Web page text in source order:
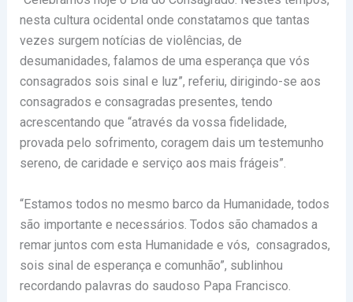
nesta cultura ocidental onde constatamos que tantas
vezes surgem notícias de violências, de
desumanidades, falamos de uma esperança que vós
consagrados sois sinal e luz”, referiu, dirigindo-se aos
consagrados e consagradas presentes, tendo
acrescentando que “através da vossa fidelidade,
provada pelo sofrimento, coragem dais um testemunho
sereno, de caridade e serviço aos mais frágeis”.
“Estamos todos no mesmo barco da Humanidade, todos
são importante e necessários. Todos são chamados a
remar juntos com esta Humanidade e vós, consagrados,
sois sinal de esperança e comunhão”, sublinhou
recordando palavras do saudoso Papa Francisco.